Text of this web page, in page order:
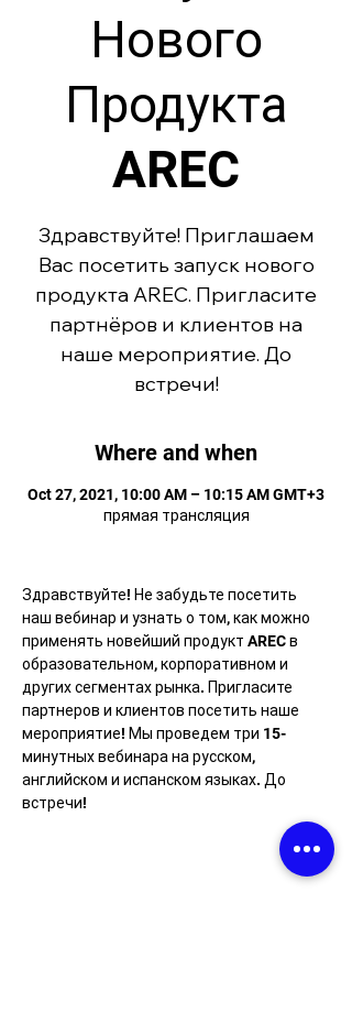
Нового
Продукта
AREC
Здравствуйте! Приглашаем
Вас посетить запуск нового
продукта AREC. Пригласите
партнёров и клиентов на
наше мероприятие. До
встречи!
Where and when
Oct 27, 2021, 10:00 AM – 10:15 AM GMT+3
прямая трансляция
Здравствуйте! Не забудьте посетить
наш вебинар и узнать о том, как можно
применять новейший продукт AREC в
образовательном, корпоративном и
других сегментах рынка. Пригласите
партнеров и клиентов посетить наше
мероприятие! Мы проведем три 15-
минутных вебинара на русском,
английском и испанском языках. До
встречи!